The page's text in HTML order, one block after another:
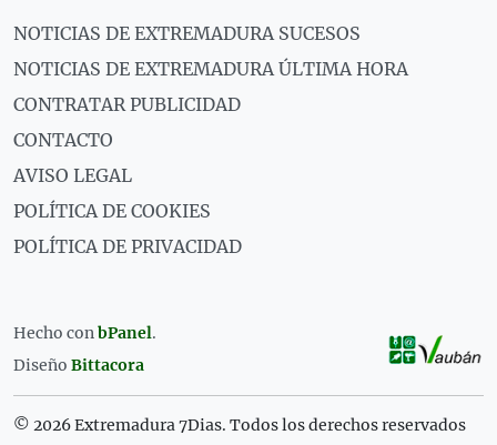
NOTICIAS DE EXTREMADURA SUCESOS
NOTICIAS DE EXTREMADURA ÚLTIMA HORA
CONTRATAR PUBLICIDAD
CONTACTO
AVISO LEGAL
POLÍTICA DE COOKIES
POLÍTICA DE PRIVACIDAD
Hecho conbPanel.
Diseño Bittacora
© 2026 Extremadura 7Dias. Todos los derechos reservados